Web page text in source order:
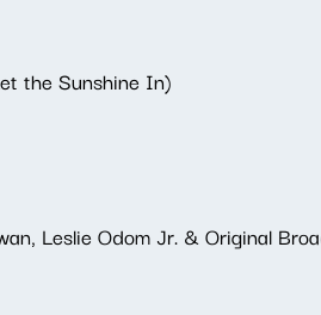
the Sunshine In)
Leslie Odom Jr. & Original